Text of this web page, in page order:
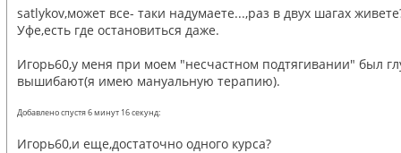
satlykov,может все- таки надумаете...,раз в двух шагах
Уфе,есть где остановиться даже.
Игорь60,у меня при моем "несчастном подтягивании" был
вышибают(я имею мануальную терапию).
Добавлено спустя 6 минут 16 секунд:
Игорь60,и еще,достаточно одного курса?